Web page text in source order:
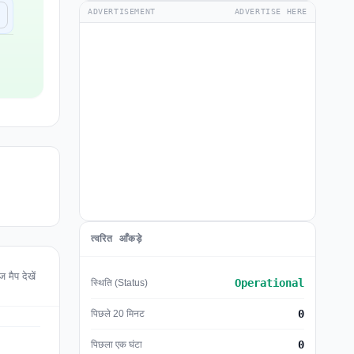
मैप देखें
ADVERTISEMENT ADVERTISE HERE
त्वरित आँकड़े
स्थिति (Status) Operational
पिछले 20 मिनट 0
पिछला एक घंटा 0